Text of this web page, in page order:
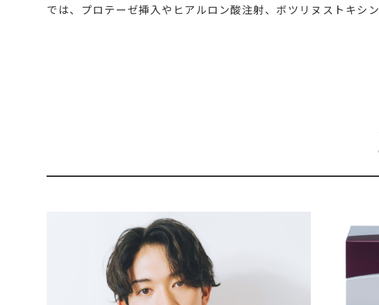
では、プロテーゼ挿入やヒアルロン酸注射、ボツリヌストキシ